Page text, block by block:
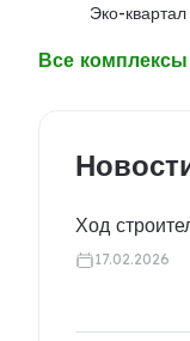
Эко-
Все комплексы
Ход
17.02.2026